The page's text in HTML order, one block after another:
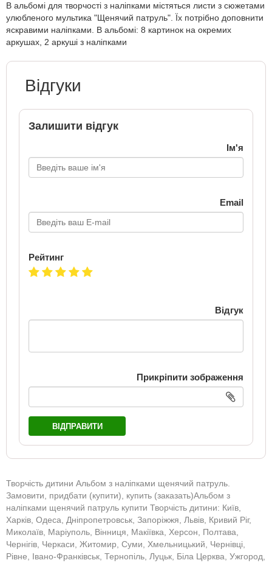
В альбомі для творчості з наліпками містяться листи з сюжетами
улюбленого мультика "Щенячий патруль". Їх потрібно доповнити
яскравими наліпками. В альбомі: 8 картинок на окремих
аркушах, 2 аркуші з наліпками
Відгуки
Залишити відгук
Ім'я
Email
Рейтинг
Відгук
Прикріпити зображення
ВІДПРАВИТИ
Творчість дитини Альбом з наліпками щенячий патруль.
Замовити, придбати (купити), купить (заказать)Альбом з
наліпками щенячий патруль купити Творчість дитини: Київ,
Харків, Одеса, Дніпропетровськ, Запоріжжя, Львів, Кривий Ріг,
Миколаїв, Маріуполь, Вінниця, Макіївка, Херсон, Полтава,
Чернігів, Черкаси, Житомир, Суми, Хмельницький, Чернівці,
Рівне, Івано-Франківськ, Тернопіль, Луцьк, Біла Церква, Ужгород,